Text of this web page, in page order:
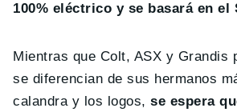
100% eléctrico y se basará en el
Mientras que Colt, ASX y Grandis
se diferencian de sus hermanos
calandra y los logos,se espera